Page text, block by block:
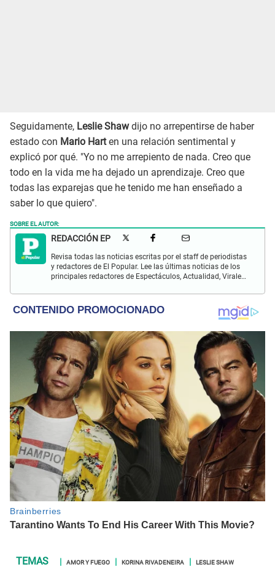
Seguidamente, Leslie Shawdijo no arrepentirse de haber
estado con Mario Harten una relación sentimental y
explicó por qué. "Yo no me arrepiento de nada. Creo que
todo en la vida me ha dejado un aprendizaje. Creo que
todas las exparejas que he tenido me han enseñado a
saber lo que quiero".
SOBRE EL AUTOR:
REDACCIÓN EP
Revisa todas las noticias escritas por el staff de periodistas
y redactores de El Popular. Lee las últimas noticias de los
principales redactores de Espectáculos, Actualidad, Virales,
AMOR Y FUEGO KORINA RIVADENEIRA
LESLIE SHAW